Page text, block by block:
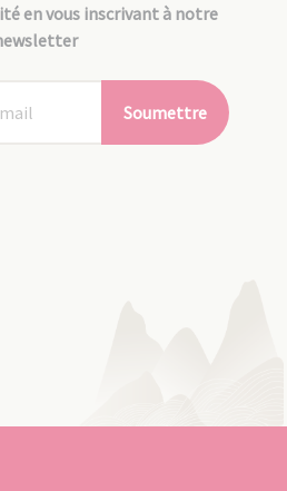
en vous inscrivant à notre
Soumettre